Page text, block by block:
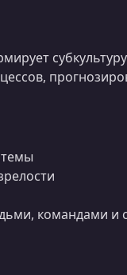
командами и